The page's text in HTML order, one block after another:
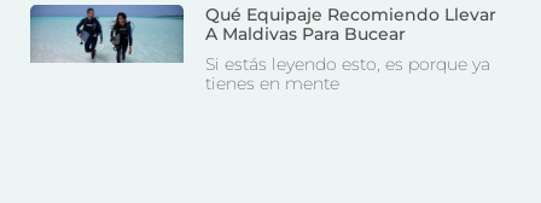
Qué Equipaje Recomiendo Llevar
A Maldivas Para Bucear
Si estás leyendo esto, es porque ya
tienes en mente